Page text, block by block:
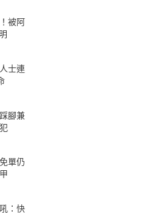
被阿
士連
腳兼
單仍
：快